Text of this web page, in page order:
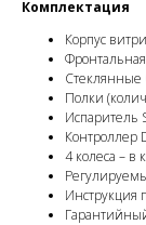
Комплектация
Корпус
Стеклянные
Полки
Испаритель
Контроллер
4 колеса – в
Инструкция